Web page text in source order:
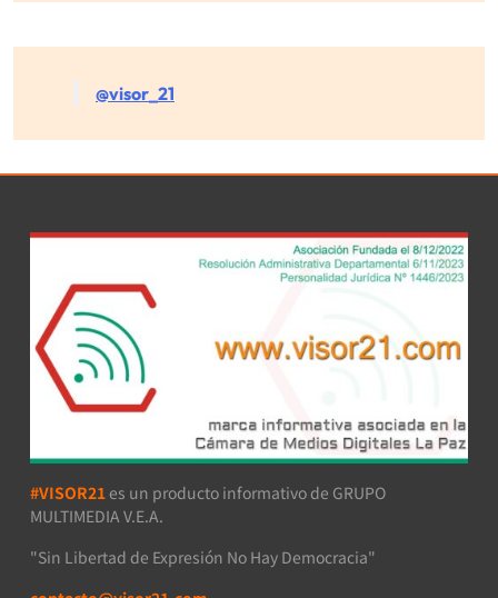
@visor_21
#VISOR21 es un producto informativo de GRUPO
MULTIMEDIA V.E.A.
"Sin Libertad de Expresión No Hay Democracia"